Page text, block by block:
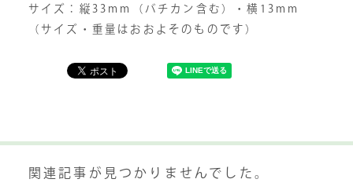
サイズ：縦33mm（バチカン含む）・横13mm
（サイズ・重量はおおよそのものです）
関連記事が見つかりませんでした。